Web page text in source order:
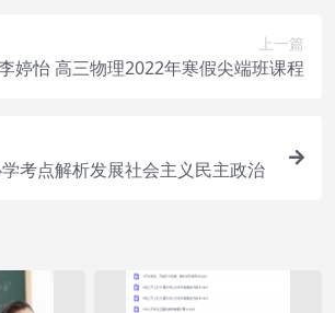
上一篇
婷怡 高三物理2022年寒假尖端班课程
考点解析发展社会主义民主政治